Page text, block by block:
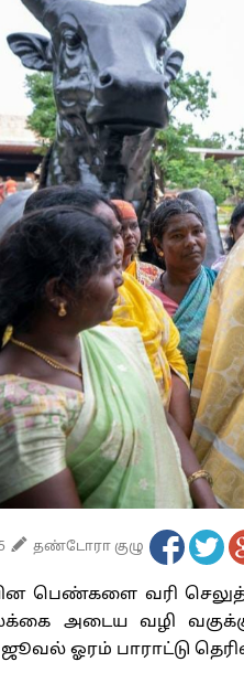
பாகிஸ்தானின் அணு ஆயுத
மத்திய ஆசிரியர் தகுதித்
தமிழக சட்டப்பேரவையில்
தண்டோரா குழு
பெண்களை வரி
அடைய வழி
ஓரம் பாராட்டு